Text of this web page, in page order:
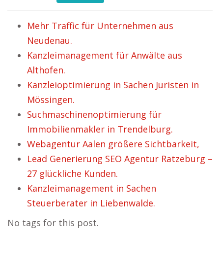
Mehr Traffic für Unternehmen aus
Neudenau.
Kanzleimanagement für Anwälte aus
Althofen.
Kanzleioptimierung in Sachen Juristen in
Mössingen.
Suchmaschinenoptimierung für
Immobilienmakler in Trendelburg.
Webagentur Aalen größere Sichtbarkeit,
Lead Generierung SEO Agentur Ratzeburg –
27 glückliche Kunden.
Kanzleimanagement in Sachen
Steuerberater in Liebenwalde.
No tags for this post.